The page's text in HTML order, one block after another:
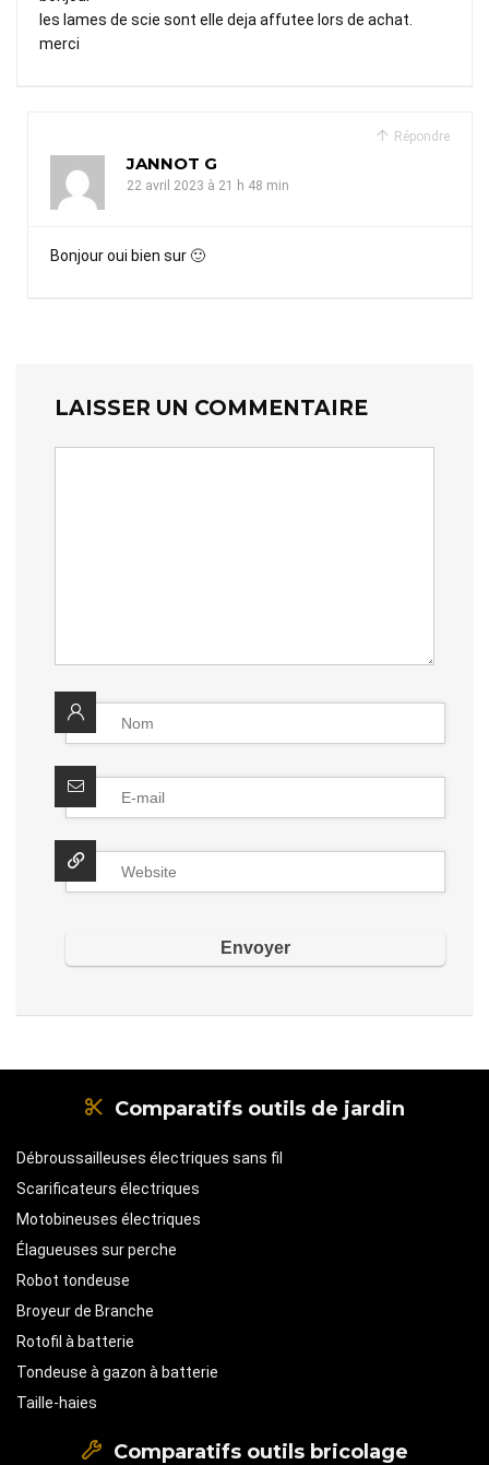
les lames de scie sont elle deja affutee lors de achat.
merci
Répondre
JANNOT G
22 avril 2023 à 21 h 48 min
Bonjour oui bien sur 🙂
LAISSER UN COMMENTAIRE
Comparatifs outils de jardin
Débroussailleuses électriques sans fil
Scarificateurs électriques
Motobineuses électriques
Élagueuses sur perche
Robot tondeuse
Broyeur de Branche
Rotofil à batterie
Tondeuse à gazon à batterie
Taille-haies
Comparatifs outils bricolage